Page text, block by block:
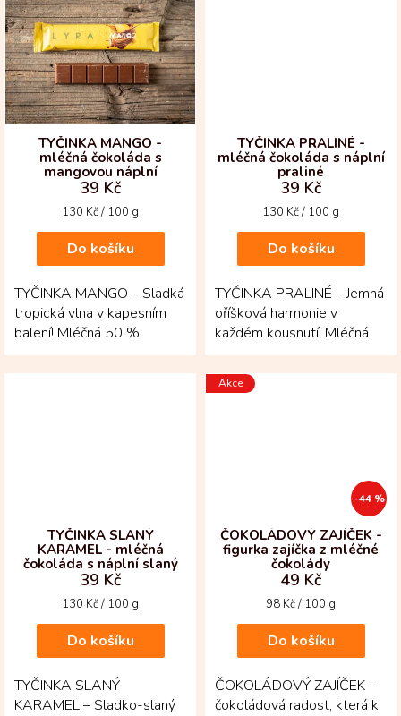
TYČINKA MANGO -
mléčná čokoláda s
mangovou náplní
39 Kč
Měrná
130 Kč / 100 g
Do košíku
TYČINKA MANGO – Sladká
tropická vlna v kapesním
balení! Mléčná 50 %
kolumbijská čokoláda se
zde potkává s exotickou...
TYČINKA PRALINÉ -
mléčná čokoláda s náplní
praliné
39 Kč
Měrná
130 Kč / 100 g
Do košíku
TYČINKA PRALINÉ – Jemná
oříšková harmonie v
každém kousnutí! Mléčná
50 % čokoláda obaluje
bohatou náplň praliné,...
TYČINKA SLANÝ
KARAMEL - mléčná
čokoláda s náplní slaný
karamel
39 Kč
Měrná
130 Kč / 100 g
Do košíku
TYČINKA SLANÝ
KARAMEL – Sladko-slaný
Akce
–44 %
ČOKOLÁDOVÝ ZAJÍČEK -
figurka zajíčka z mléčné
čokolády
49 Kč
Měrná
98 Kč / 100 g
Do košíku
ČOKOLÁDOVÝ ZAJÍČEK –
čokoládová radost, která k